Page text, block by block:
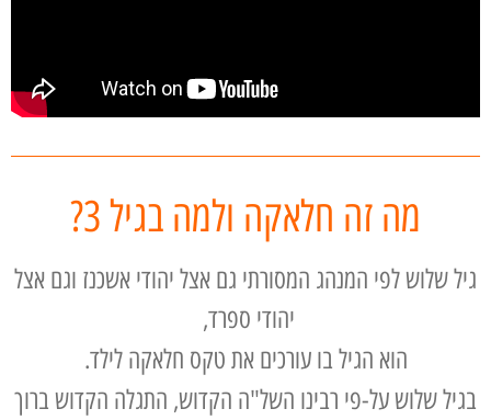
מה זה חלאקה ולמה בגיל 3?
גיל שלוש לפי המנהג המסורתי גם אצל יהודי אשכנז וגם אצל
יהודי ספרד,
הוא הגיל בו עורכים את טקס חלאקה לילד.
בגיל שלוש על-פי רבינו השל"ה הקדוש, התגלה הקדוש ברוך